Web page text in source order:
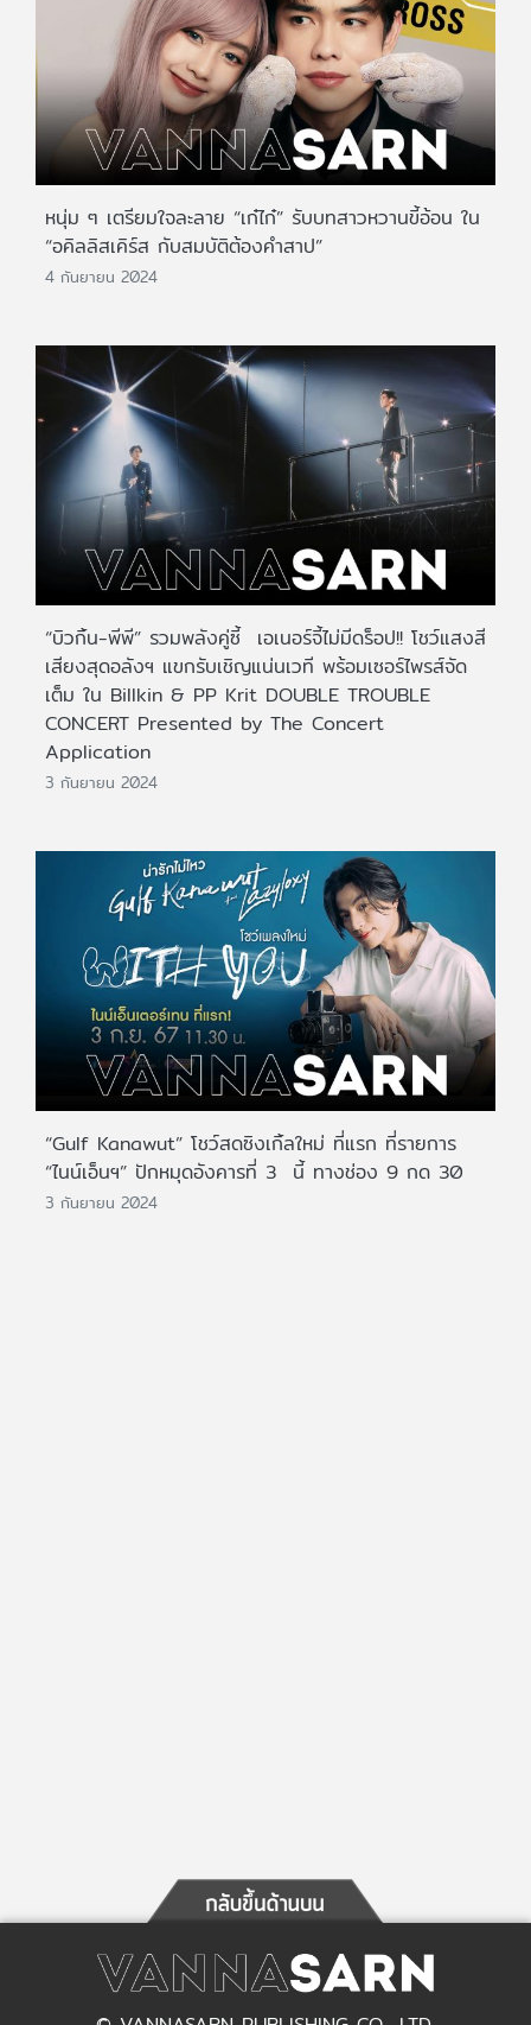
หนุ่ม ๆ เตรียมใจละลาย “เก๋ไก๋” รับบทสาวหวานขี้อ้อน ใน
“อคิลลิสเคิร์ส กับสมบัติต้องคำสาป”
4 กันยายน 2024
“บิวกิ้น-พีพี” รวมพลังคู่ซี้ เอเนอร์จี้ไม่มีดร็อป!! โชว์แสงสี
เสียงสุดอลังฯ แขกรับเชิญแน่นเวที พร้อมเซอร์ไพรส์จัด
เต็ม ใน Billkin & PP Krit DOUBLE TROUBLE
CONCERT Presented by The Concert
Application
3 กันยายน 2024
“Gulf Kanawut” โชว์สดซิงเกิ้ลใหม่ ที่แรก ที่รายการ
“ไนน์เอ็นฯ” ปักหมุดอังคารที่ 3 นี้ ทางช่อง 9 กด 30
3 กันยายน 2024